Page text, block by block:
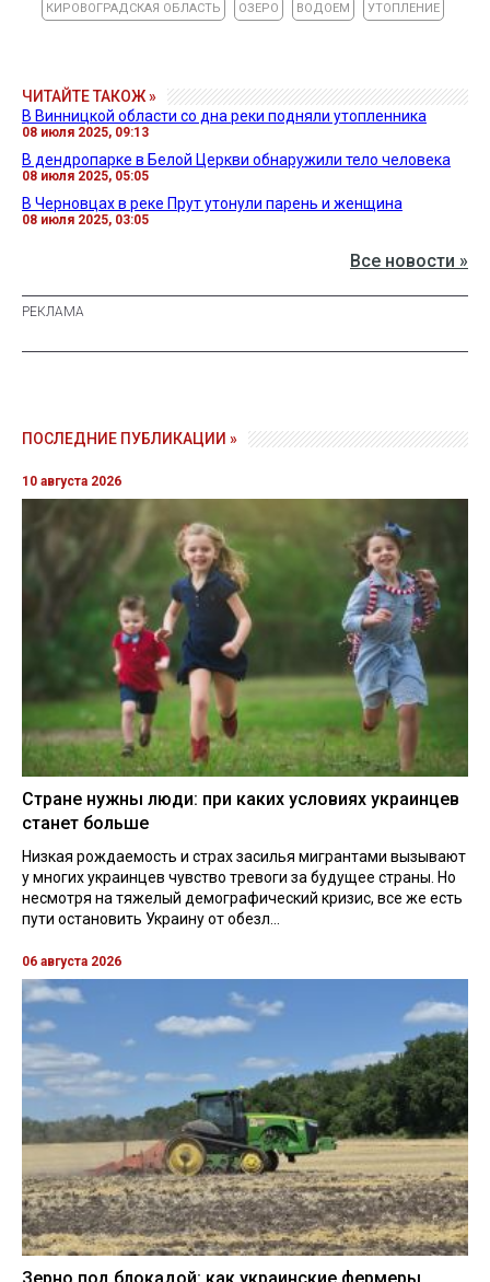
КИРОВОГРАДСКАЯ ОБЛАСТЬ ОЗЕРО ВОДОЕМ УТОПЛЕНИЕ
ЧИТАЙТЕ ТАКОЖ »
В Винницкой области со дна реки подняли утопленника
08 июля 2025, 09:13
В дендропарке в Белой Церкви обнаружили тело человека
08 июля 2025, 05:05
В Черновцах в реке Прут утонули парень и женщина
08 июля 2025, 03:05
Все новости »
ПОСЛЕДНИЕ ПУБЛИКАЦИИ »
10 августа 2026
Стране нужны люди: при каких условиях украинцев
станет больше
Низкая рождаемость и страх засилья мигрантами вызывают
у многих украинцев чувство тревоги за будущее страны. Но
несмотря на тяжелый демографический кризис, все же есть
пути остановить Украину от обезл...
06 августа 2026